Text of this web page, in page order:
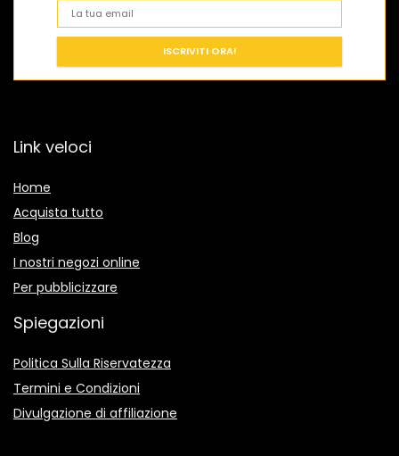
Link veloci
Home
Acquista tutto
Blog
I nostri negozi online
Per pubblicizzare
Spiegazioni
Politica Sulla Riservatezza
Termini e Condizioni
Divulgazione di affiliazione